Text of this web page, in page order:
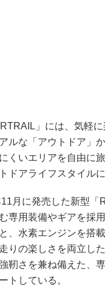
」には、気軽
ルな「アウトドア」
くいエリアを自由に
ドアライフスタイル
月に発売した新型「
専用装備やギアを採
、水素エンジンを搭
りの楽しさを両立し
靭さを兼ね備えた、
トしている。